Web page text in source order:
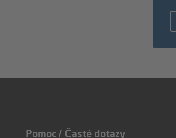
Pomoc / Časté dotazy